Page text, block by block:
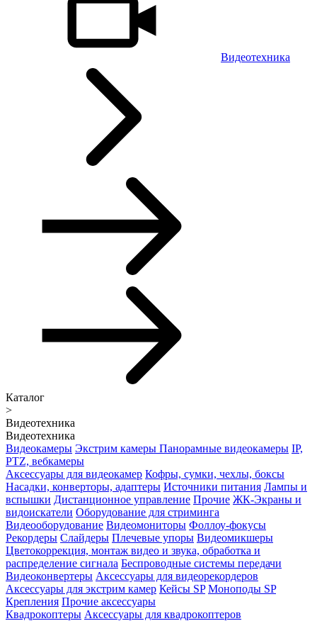
Видеотехника
Каталог
>
Видеотехника
Видеотехника
Видеокамеры Экстрим камеры Панорамные видеокамеры IP,
PTZ, вебкамеры
Аксессуары для видеокамер Кофры, сумки, чехлы, боксы
Насадки, конверторы, адаптеры Источники питания Лампы и
вспышки Дистанционное управление Прочие ЖК-Экраны и
видоискатели Оборудование для стриминга
Видеооборудование Видеомониторы Фоллоу-фокусы
Рекордеры Слайдеры Плечевые упоры Видеомикшеры
Цветокоррекция, монтаж видео и звука, обработка и
распределение сигнала Беспроводные системы передачи
Видеоконвертеры Аксессуары для видеорекордеров
Аксессуары для экстрим камер Кейсы SP Моноподы SP
Крепления Прочие аксессуары
Квадрокоптеры Аксессуары для квадрокоптеров